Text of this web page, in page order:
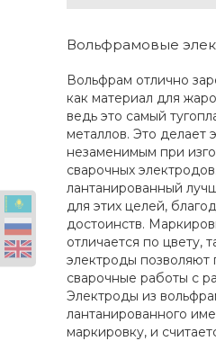
Вольфрамовые
Вольфрам отлично
как материал для
ведь это самый
металлов. Это делает
незаменимым при
сварочных
лантанированный
для этих целей,
достоинств.
отличается по цвету,
электроды позволяют
сварочные работы с
Электроды из
лантанированного
маркировку, и